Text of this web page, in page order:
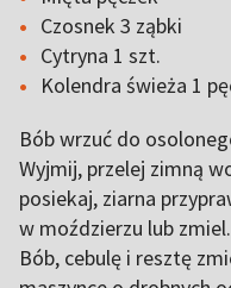
Czosnek 3 ząbki
Cytryna 1 szt.
Kolendra świeża 1
Bób wrzuć do
Wyjmij, przelej zimną
posiekaj, ziarna
w moździerzu lub zmiel.
Bób, cebulę i resztę